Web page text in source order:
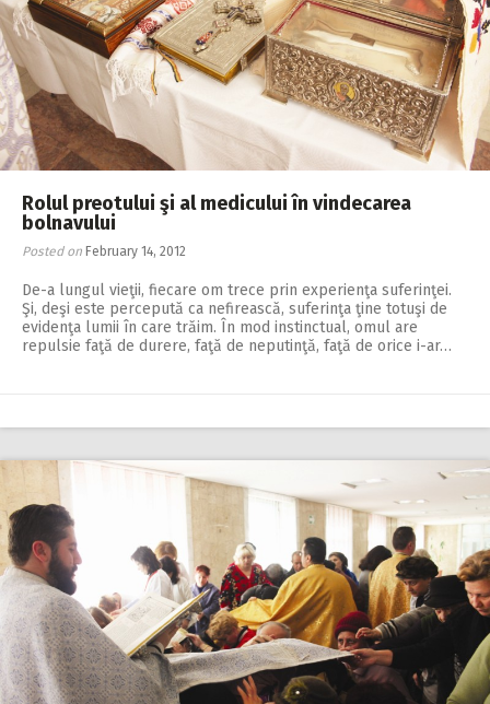
Rolul preotului şi al medicului în vindecarea
bolnavului
Posted on February 14, 2012
De-a lungul vieţii, fiecare om trece prin experienţa suferinţei.
Şi, deşi este percepută ca nefirească, suferinţa ţine totuşi de
evidenţa lumii în care trăim. În mod instinctual, omul are
repulsie faţă de durere, faţă de neputinţă, faţă de orice i-ar…